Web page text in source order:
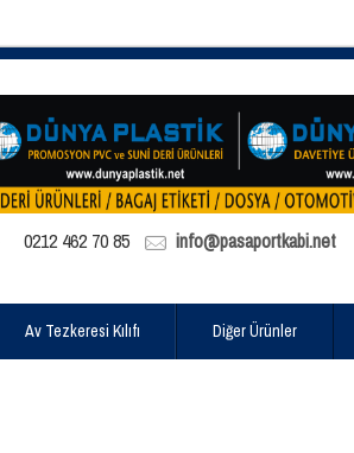
0212 462 70 85 info@pasaportkabi.net
Av Tezkeresi Kılıfı Diğer Ürünler